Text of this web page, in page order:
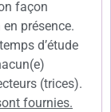
façon
présence.
d’étude
(trices).
fournies.